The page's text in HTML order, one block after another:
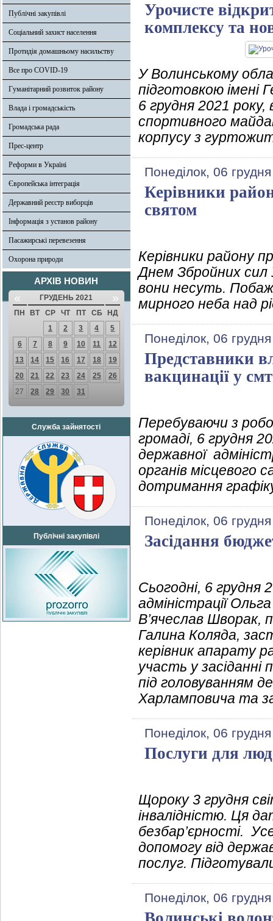
Публічні закупівлі
Соціальний захист населення
Протидія домашньому насильству
Все про COVID-19
Гуманітарний розвиток району
Влада і громадськість
Громадська рада
Прес-центр
Реформи в Україні
Європейська інтеграція
Державний реєстр виборців
Інформація з установ району
Пасажирські перевезення
Охорона природи
АРХІВ НОВИН
« ГРУДЕНЬ 2021 »
ПН ВТ СР ЧТ ПТ СБ
НД
1
2 3 4
5
6
7 8 9 10 11
12
13
14 15 16 17 18
19
20
21 22 23 24 25
26
27
28 29 30 31
Служба зайнятості
Публічні закупівлі
Урочисте
комплексу та
У Волинському
підготовкою імені
6 грудня 2021
спортивного
корпусу з
Понеділок, 06
Керівники
святом
Керівники району
Днем Збройних сил
вони несуть.
мирного неба над
Понеділок, 06
Представники
вакцинації у
Перебуваючи з
громаді, 6 грудня
державної
органів місцевого
дотримання
Понеділок, 06
Засідання
Сьогодні, 6 грудня
адміністрації
В’ячеслав Шворак,
Галина Коляда,
керівник апарату
участь у засіданні
під головуванням
Харламповича та
Понеділок, 06
Послуги для
Щороку 3 грудня
інвалідністю. Ця
безбар’єрності.
допомогу від
послуг.
Понеділок, 06